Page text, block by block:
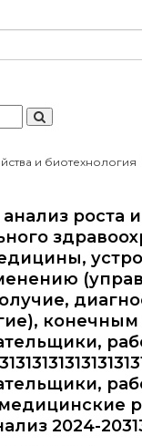
и биотехнология
2024-